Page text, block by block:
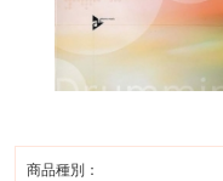
商品種別：